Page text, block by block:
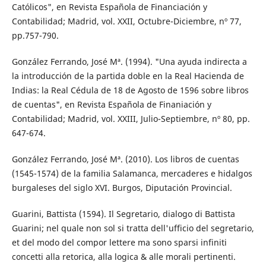
Católicos", en Revista Española de Financiación y
Contabilidad; Madrid, vol. XXII, Octubre-Diciembre, nº 77,
pp.757-790.
González Ferrando, José Mª. (1994). "Una ayuda indirecta a
la introducción de la partida doble en la Real Hacienda de
Indias: la Real Cédula de 18 de Agosto de 1596 sobre libros
de cuentas", en Revista Española de Finaniación y
Contabilidad; Madrid, vol. XXIII, Julio-Septiembre, nº 80, pp.
647-674.
González Ferrando, José Mª. (2010). Los libros de cuentas
(1545-1574) de la familia Salamanca, mercaderes e hidalgos
burgaleses del siglo XVI. Burgos, Diputación Provincial.
Guarini, Battista (1594). Il Segretario, dialogo di Battista
Guarini; nel quale non sol si tratta dell'ufficio del segretario,
et del modo del compor lettere ma sono sparsi infiniti
concetti alla retorica, alla logica & alle morali pertinenti.